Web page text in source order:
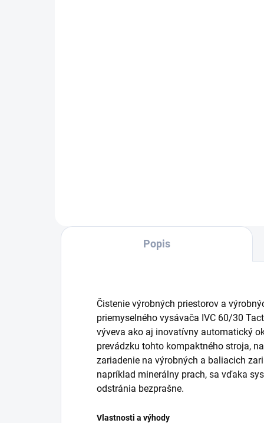
Popis
Čistenie výrobných priestorov a
priemyselného vysávača IVC 60/30
výveva ako aj inovatívny automatický
prevádzku tohto kompaktného stroja,
zariadenie na výrobných a baliacich
napríklad minerálny prach, sa vďaka
odstránia bezprašne.
Vlastnosti a výhody